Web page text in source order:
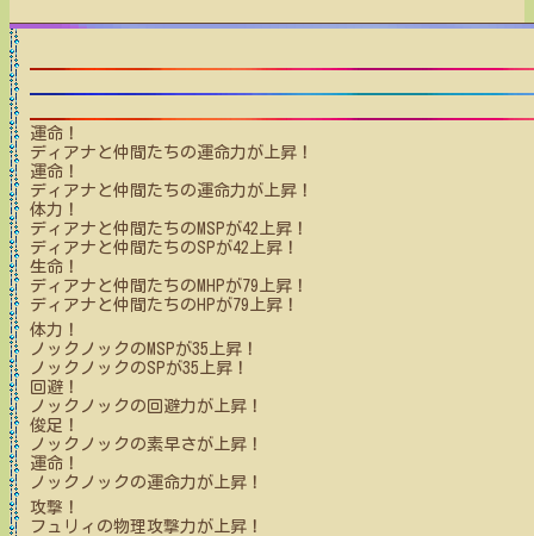
運命！
ディアナと仲間たち の運命力が上昇！
運命！
ディアナと仲間たち の運命力が上昇！
体力！
ディアナと仲間たち のMSPが42 上昇！
ディアナと仲間たち のSPが42 上昇！
生命！
ディアナと仲間たち のMHPが79 上昇！
ディアナと仲間たち のHPが79 上昇！
体力！
ノックノック のMSPが35 上昇！
ノックノック のSPが35 上昇！
回避！
ノックノック の回避力が上昇！
俊足！
ノックノック の素早さが上昇！
運命！
ノックノック の運命力が上昇！
攻撃！
フュリィ の物理攻撃力が上昇！